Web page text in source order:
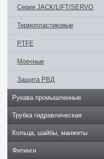
Серия JACK/LIFT/SERVO
Термопластиковые
PTFE
Моечные
Защита РВД
Рукава промышленные
Трубка гидравлическая
Кольца, шайбы, манжеты
Фитинги